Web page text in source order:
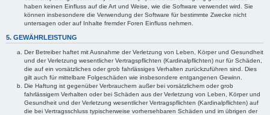
haben keinen Einfluss auf die Art und Weise, wie die Software verwendet wird. Sie
können insbesondere die Verwendung der Software für bestimmte Zwecke nicht
untersagen oder auf Inhalte fremder Foren Einfluss nehmen.
5. GEWÄHRLEISTUNG
Der Betreiber haftet mit Ausnahme der Verletzung von Leben, Körper und Gesundheit
und der Verletzung wesentlicher Vertragspflichten (Kardinalpflichten) nur für Schäden,
die auf ein vorsätzliches oder grob fahrlässiges Verhalten zurückzuführen sind. Dies
gilt auch für mittelbare Folgeschäden wie insbesondere entgangenen Gewinn.
Die Haftung ist gegenüber Verbrauchern außer bei vorsätzlichem oder grob
fahrlässigem Verhalten oder bei Schäden aus der Verletzung von Leben, Körper und
Gesundheit und der Verletzung wesentlicher Vertragspflichten (Kardinalpflichten) auf
die bei Vertragsschluss typischerweise vorhersehbaren Schäden und im übrigen der